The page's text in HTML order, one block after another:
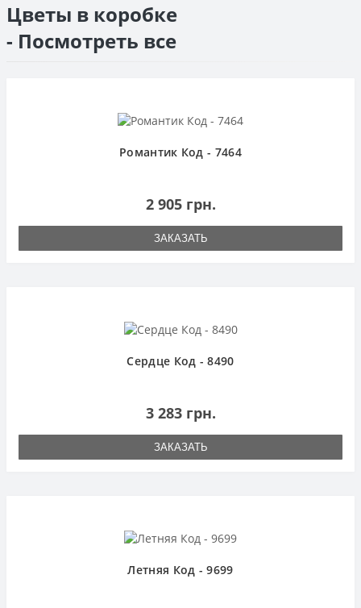
Цветы в коробке
- Посмотреть все
Романтик Код - 7464
2 905 грн.
ЗАКАЗАТЬ
Сердце Код - 8490
3 283 грн.
ЗАКАЗАТЬ
Летняя Код - 9699